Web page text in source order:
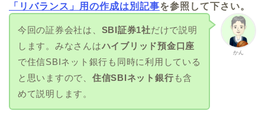
「リバランス」用の作成は別記事を参照して下さい。
かん
今回の証券会社は、 SBI証券1社だけで説明
します。みなさんはハイブリッド預金口座
で住信SBIネット銀行も同時に利用している
と思いますので、 住信SBIネット銀行も含
めて説明します。